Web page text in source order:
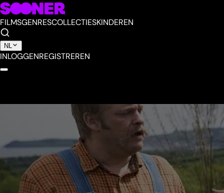
FILMSGENRESCOLLECTIESKINDEREN
NL
INLOGGENREGISTREREN